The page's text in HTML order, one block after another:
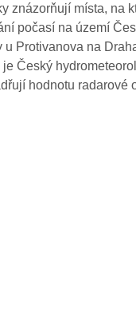
znázorňují místa, na
počasí na území
u Protivanova na
Český
hodnotu radarové